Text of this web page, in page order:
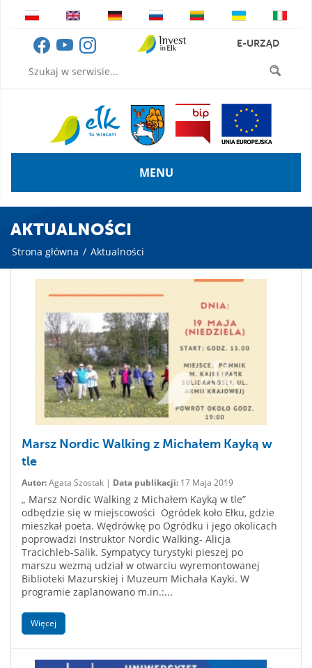
E-URZĄD
MENU
AKTUALNOŚCI
Strona główna / Aktualności
Marsz Nordic Walking z Michałem Kayką w
tle
Autor:Agata Szostak | Data publikacji: 17 Maja 2019
„ Marsz Nordic Walking z Michałem Kayką w tle”
odbędzie się w miejscowości Ogródek koło Ełku, gdzie
mieszkał poeta. Wędrówkę po Ogródku i jego okolicach
poprowadzi Instruktor Nordic Walking- Alicja
Tracichleb-Salik. Sympatycy turystyki pieszej po
marszu wezmą udział w otwarciu wyremontowanej
Biblioteki Mazurskiej i Muzeum Michała Kayki. W
programie zaplanowano m.in.:...
Więcej